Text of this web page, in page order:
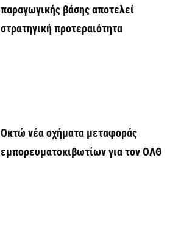
παραγωγικής βάσης αποτελεί
στρατηγική προτεραιότητα
Οκτώ νέα οχήματα μεταφοράς
εμπορευματοκιβωτίων για τον ΟΛΘ